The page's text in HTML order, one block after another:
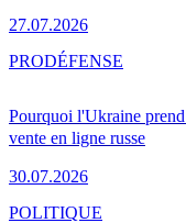
27.07.2026
Pourquoi l'Ukraine
vente en ligne russe
30.07.2026
PRODÉFENSE
POLITIQUE